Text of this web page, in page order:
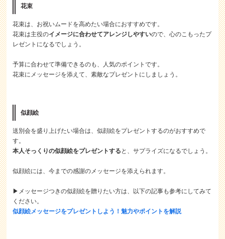
花束
花束は、お祝いムードを高めたい場合におすすめです。
花束は主役のイメージに合わせてアレンジしやすいので、心のこもったプ
レゼントになるでしょう。
予算に合わせて準備できるのも、人気のポイントです。
花束にメッセージを添えて、素敵なプレゼントにしましょう。
似顔絵
送別会を盛り上げたい場合は、似顔絵をプレゼントするのがおすすめで
す。
本人そっくりの似顔絵をプレゼントする と、サプライズになるでしょう。
似顔絵には、今までの感謝のメッセージを添えられます。
▶メッセージつきの似顔絵を贈りたい方は、以下の記事も参考にしてみて
ください。
似顔絵メッセージをプレゼントしよう！魅力やポイントを解説